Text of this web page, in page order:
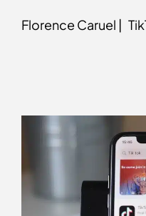
Florence Caruel |